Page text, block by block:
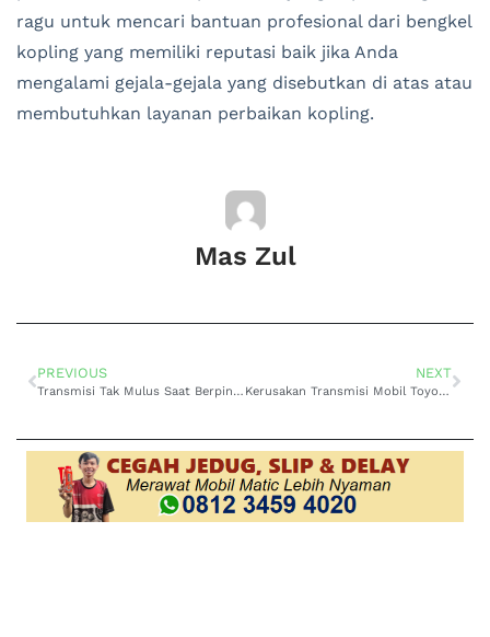
ragu untuk mencari bantuan profesional dari bengkel
kopling yang memiliki reputasi baik jika Anda
mengalami gejala-gejala yang disebutkan di atas atau
membutuhkan layanan perbaikan kopling.
Mas Zul
PREVIOUS
Transmisi Tak Mulus Saat Berpindah, Segera Perbaiki Perpindahan Transmisi Mobil Toyota Altis Kasar di Bandung
NEXT
Kerusakan Transmisi Mobil Toyota Avanza di Ciwidey: Kenali Bahaya dan Penyebabnya